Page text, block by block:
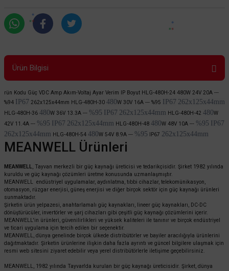
Ürün Bilgisi
rün Kodu Güç VDC Amp Akım-Voltaj Ayar Verim IP Boyut HLG-480H-24 480W 24V 20A ---
%94
IP67 262x125x44mm HLG-480H-30 480W 30V 16A --- %95 IP67 262x125x44mm
HLG-480H-36 480W 36V 13.3A --- %95 IP67 262x125x44mm HLG-480H-42 480W
42V 11.4A --- %95 IP67 262x125x44mm HLG-480H-48 480W 48V 10A --- %95
IP67
262x125x44mm HLG-480H-54 480W 54V 8.9A --- %95 IP67 262x125x44mm
MEANWELL Ürünleri
MEANWELL, Tayvan merkezli bir güç kaynağı üreticisi ve tedarikçisidir. Şirket 1982 yılında
kuruldu ve güç kaynağı çözümleri üretme konusunda uzmanlaşmıştır.
MEANWELL endüstriyel uygulamalar, aydınlatma, tıbbi cihazlar, telekomünikasyon,
otomasyon, rüzgar enerjisi, güneş enerjisi ve diğer birçok sektör için güç kaynağı ürünleri
sunmaktadır.
Şirketin ürün yelpazesi, anahtarlamalı güç kaynakları, lineer güç kaynakları, DC-DC
dönüştürücüler, invertörler ve şarj cihazları gibi çeşitli güç kaynağı çözümlerini içerir.
MEANWELL'in ürünleri, güvenilirlikleri ve yüksek kaliteleri ile tanınır ve birçok endüstriyel
ve ticari uygulama için tercih edilen bir seçenektir.
MEANWELL, dünya genelinde birçok ülkede distribütörler ve bayiler aracılığıyla ürünlerini
dağıtmaktadır. Şirketin ürünlerine ilişkin daha fazla ayrıntı ve güncel bilgilere ulaşmak için
resmi web sitesini ziyaret edebilir veya yerel distribütörlerle iletişime geçebilirsiniz.
MEANWELL, 1982 yılında Tayvan'da kurulan bir güç kaynağı üreticisidir. Şirket, dünya